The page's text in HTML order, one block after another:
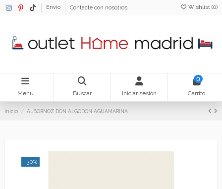
Envio Contacte con nosotros Wishlist (0)
Menu Buscar Iniciar sesión
0
Carrito
Inicio ALBORNOZ DON ALGODON AGUAMARINA
-30%